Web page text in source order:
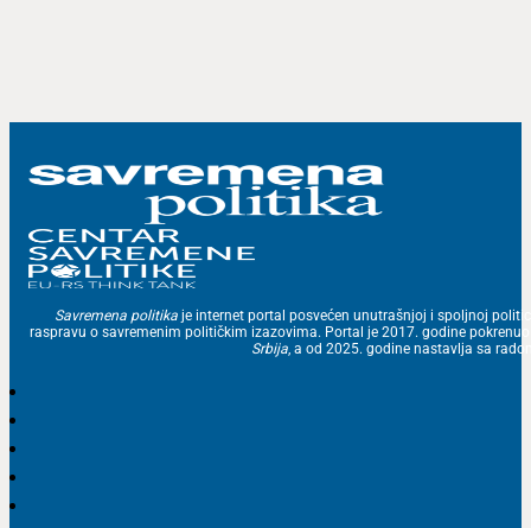
Savremena politika je internet portal posvećen unutrašnjoj i spoljnoj
raspravu o savremenim političkim izazovima. Portal je 2017. godine
Srbija, a od 2025. godine nastavlja sa